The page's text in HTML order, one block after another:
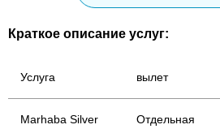
Краткое описание услуг:
Услуга вылет
Marhaba Silver
Отдельная